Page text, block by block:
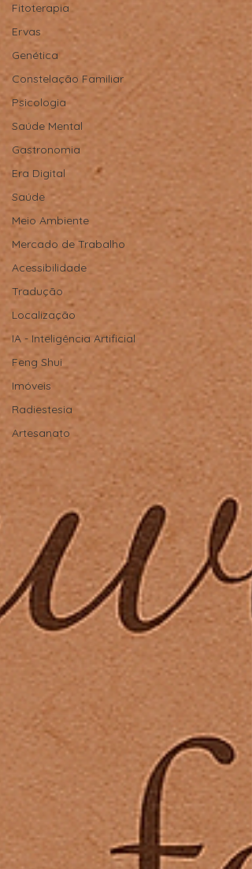
Fitoterapia
Ervas
Genética
Constelação Familiar
Psicologia
Saúde Mental
Gastronomia
Era Digital
Saúde
Meio Ambiente
Mercado de Trabalho
Acessibilidade
Tradução
Localização
IA - Inteligência Artificial
Feng Shui
Imóveis
Radiestesia
Artesanato